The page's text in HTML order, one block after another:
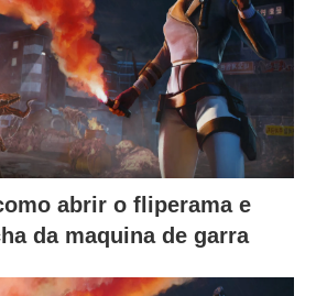
abrir o fliperama e
da maquina de garra